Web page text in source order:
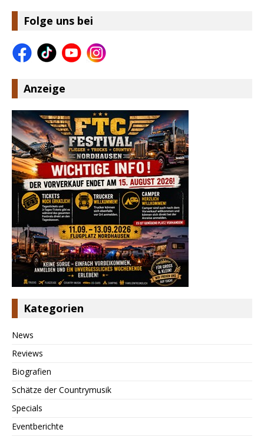
Folge uns bei
Anzeige
Kategorien
News
Reviews
Biografien
Schätze der Countrymusik
Specials
Eventberichte